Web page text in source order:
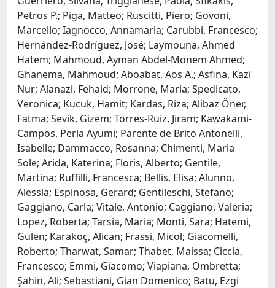
Petros P.; Piga, Matteo; Ruscitti, Piero; Govoni,
Marcello; Iagnocco, Annamaria; Carubbi, Francesco;
Hernández-Rodríguez, José; Laymouna, Ahmed
Hatem; Mahmoud, Ayman Abdel-Monem Ahmed;
Ghanema, Mahmoud; Aboabat, Aos A.; Asfina, Kazi
Nur; Alanazi, Fehaid; Morrone, Maria; Spedicato,
Veronica; Kucuk, Hamit; Kardas, Riza; Alibaz Öner,
Fatma; Sevik, Gizem; Torres-Ruiz, Jiram; Kawakami-
Campos, Perla Ayumi; Parente de Brito Antonelli,
Isabelle; Dammacco, Rosanna; Chimenti, Maria
Sole; Arida, Katerina; Floris, Alberto; Gentile,
Martina; Ruffilli, Francesca; Bellis, Elisa; Alunno,
Alessia; Espinosa, Gerard; Gentileschi, Stefano;
Gaggiano, Carla; Vitale, Antonio; Caggiano, Valeria;
Lopez, Roberta; Tarsia, Maria; Monti, Sara; Hatemi,
Gülen; Karakoç, Alican; Frassi, Micol; Giacomelli,
Roberto; Tharwat, Samar; Thabet, Maissa; Ciccia,
Francesco; Emmi, Giacomo; Viapiana, Ombretta;
Şahin, Ali; Sebastiani, Gian Domenico; Batu, Ezgi